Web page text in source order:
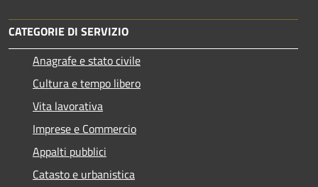
CATEGORIE DI SERVIZIO
Anagrafe e stato civile
Cultura e tempo libero
Vita lavorativa
Imprese e Commercio
Appalti pubblici
Catasto e urbanistica